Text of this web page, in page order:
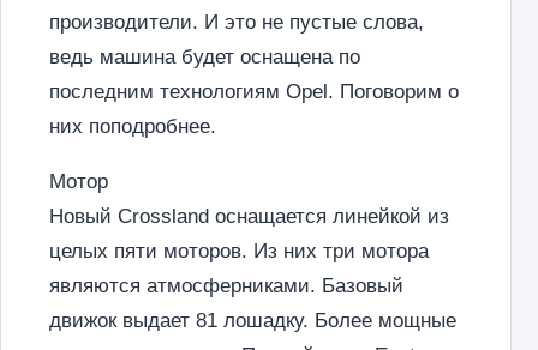
производители. И это не пустые слова,
ведь машина будет оснащена по
последним технологиям Opel. Поговорим о
них поподробнее.
Мотор
Новый Crossland оснащается линейкой из
целых пяти моторов. Из них три мотора
являются атмосферниками. Базовый
движок выдает 81 лошадку. Более мощные